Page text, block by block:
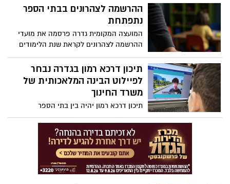
בני 18–30 על הרצף האוטיסטי בתפקוד גבוה,
שתעניק להם מקום של שייכות, צמיחה, חיבור
ההרשמה לצהרונים בבתי הספר
נתפתחת
המועצה המקומית גדרה פרסמה את מועדי
ההרשמה לצהרונים לקראת שנת הלימודים
הקרובה. ההרשמה לצהרוני בתי הספר
תיפתח מחר אחר הצהריים, ואילו ההרשמה
לצהרוני גני הילדים תחל בסוף החודש, לאחר
תיכון דרכא רמון בגדרה נבחר
לפיילוט הבינה המלאכותית של
משרד החינוך
תיכון דרכא רמון יהיה בין בתי הספר
הראשונים בארץ שישלבו למידה מותאמת
אישית באמצעות בינה מלאכותית במסגרת
תוכנית "720" של משרד החינוך